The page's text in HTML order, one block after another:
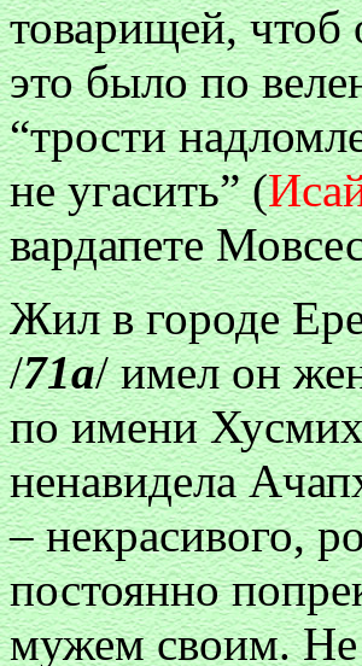
товарищей,
это было по
“трости
не угасить” (
вардапете
Жил в городе
/71а/ имел он
по имени
ненавидела
– некрасивого,
постоянно
мужем своим. Не